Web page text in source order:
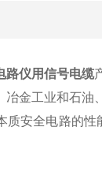
路仪用信号电缆
冶金工业和石
质安全电路的性